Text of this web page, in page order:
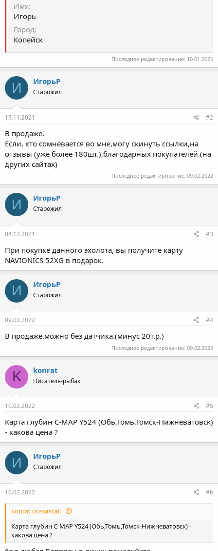
Имя
Игорь
Город
Копейск
Последнее редактирование: 10.01.2025
И ИгорьР
Старожил
19.11.2021 #2
В продаже.
Если, кто сомневается во мне,могу скинуть ссылки,на
отзывы (уже более 180шт.),благодарных покупателей (на
других сайтах)
Последнее редактирование: 09.02.2022
И ИгорьР
Старожил
08.12.2021 #3
При покупке данного эхолота, вы получите карту
NAVIONICS 52XG в подарок.
И ИгорьР
Старожил
09.02.2022 #4
В продаже.можно без датчика.(минус 20т.р.)
Последнее редактирование: 09.02.2022
K konrat
Писатель-рыбак
10.02.2022 #5
Карта глубин C-MAP Y524 (Обь,Томь,Томск-Нижневатовск)
- какова цена ?
И ИгорьР
Старожил
10.02.2022 #6
konrat сказал(а):
Карта глубин C-MAP Y524 (Обь,Томь,Томск-Нижневатовск) -
какова цена ?